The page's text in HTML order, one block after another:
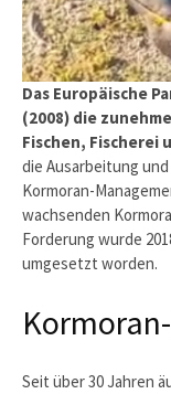
Das Europäische
(2008) die
Fischen, Fischerei
die Ausarbeitung
Kormoran-
wachsenden
Forderung wurde
umgesetzt worden.
Seit über 30 Jahren